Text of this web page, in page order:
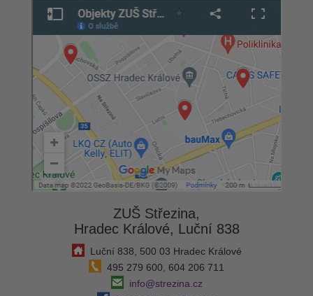
ZUŠ Střezina,
Hradec Králové, Luční 838
Luční 838, 500 03 Hradec Králové
495 279 600, 604 206 711
info@strezina.cz